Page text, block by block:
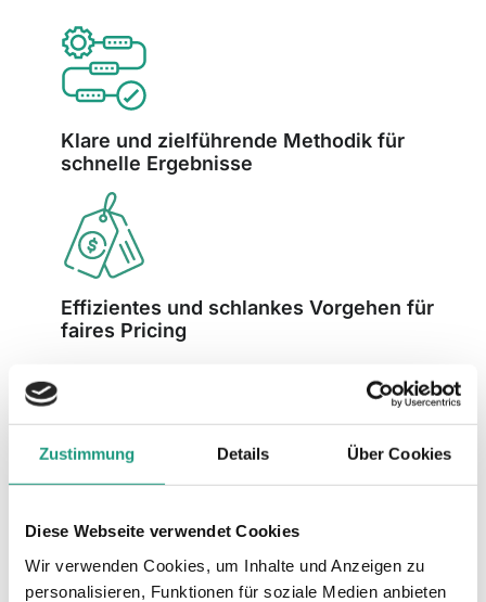
Zustimmung Details Über Cookies
Diese Webseite verwendet Cookies
Wir verwenden Cookies, um Inhalte und Anzeigen zu
personalisieren, Funktionen für soziale Medien anbieten
Klare und zielführende Methodik für
schnelle Ergebnisse
Effizientes und schlankes Vorgehen für
faires Pricing
Kursmarketing für Swisssolar Bildung